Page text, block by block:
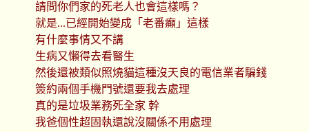
請問你們家的死老人也會這樣嗎？
就是...已經開始變成「老番癲」這樣
有什麼事情又不講
生病又懶得去看醫生
然後還被類似照燒貓這種沒天良的電信業者騙錢
簽約兩個手機門號還要我去處理
真的是垃圾業務死全家 幹
我爸個性超固執還說沒關係不用處理